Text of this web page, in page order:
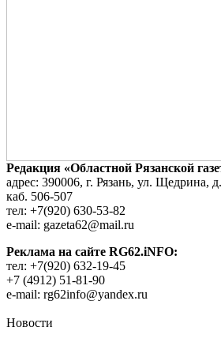
Редакция «Областной Рязанской
адрес: 390006, г. Рязань, ул. Щедрина,
каб. 506-507
тел: +7(920) 630-53-82
e-mail: gazeta62@mail.ru
Реклама на сайте RG62.iNFO:
тел: +7(920) 632-19-45
+7 (4912) 51-81-90
e-mail: rg62info@yandex.ru
Новости